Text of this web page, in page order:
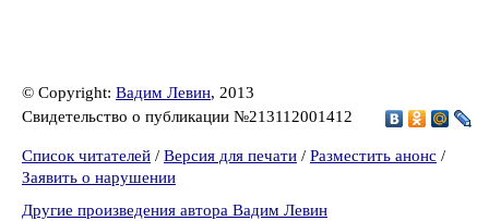
© Copyright: Вадим Левин, 2013
Свидетельство о публикации №213112001412
Список читателей / Версия для печати / Разместить анонс /
Заявить о нарушении
Другие произведения автора Вадим Левин